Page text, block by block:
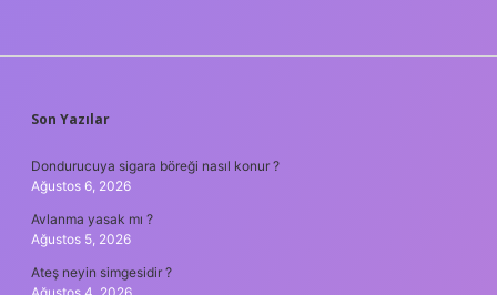
SIDEBAR
Son Yazılar
Dondurucuya sigara böreği nasıl konur ?
Ağustos 6, 2026
Avlanma yasak mı ?
Ağustos 5, 2026
Ateş neyin simgesidir ?